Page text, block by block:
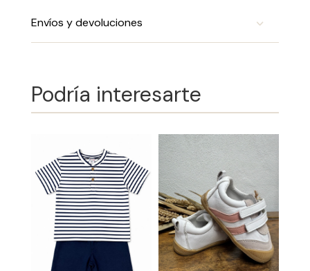
Envíos y devoluciones
Podría interesarte